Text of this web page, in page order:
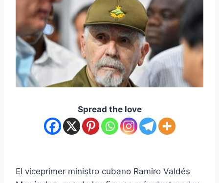
Spread the love
El viceprimer ministro cubano Ramiro Valdés